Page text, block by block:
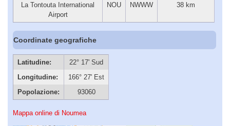
La Tontouta International
Airport
NOU NWWW 38 km
Coordinate geografiche
Latitudine:
22° 17' Sud
Longitudine:
166° 27' Est
Popolazione:
93060
Mappa online di Noumea